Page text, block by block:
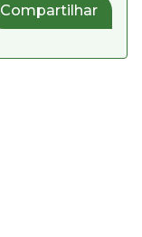
Compartilhar